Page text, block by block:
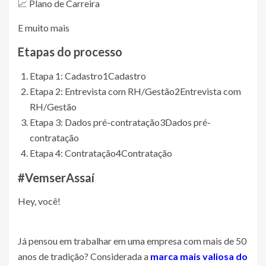
📈 Plano de Carreira
E muito mais
Etapas do processo
Etapa 1: Cadastro1Cadastro
Etapa 2: Entrevista com RH/Gestão2Entrevista com
RH/Gestão
Etapa 3: Dados pré-contratação3Dados pré-
contratação
Etapa 4: Contratação4Contratação
#VemserAssaí
Hey, você!
Já pensou em trabalhar em uma empresa com mais de 50
anos de tradição? Considerada a marca mais valiosa do